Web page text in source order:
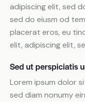
adipiscing elit, sed
sed do eiusm od
placerat eros, eu
elit, adipiscing elit,
Sed ut perspiciatis
Lorem ipsum dolor
sed diam nonumy